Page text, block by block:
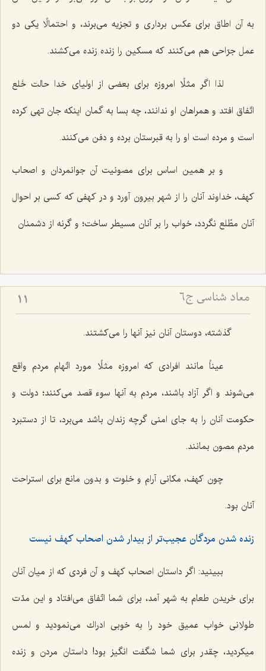
به آن اطاق براى عكس بردارى و تجزیه مى‌برند، و احتمالًا یكى دو
عمل جرّاحى هم مى‌كنند كه مسكین را زنده زنده مى‌كشند.
لذا اگر مثلًا امروزه براى بعضى از اولیاى خدا حالت خَلع
اتّفاق افتد و همراهان او ندانند، چه بسا به گمان اینكه جان تهى كرده
است و مرده است او را به قبرستان برده و دفن مى‌كنند.
و بر همین اساس براى مصونیت آن جوانمردان و اصحاب
كهف، خداوند آنان را از شهر بیرون آورد و در كهفى كه كسى بر احوال
آنان مطّلع نگردد، خواب را بر آنان مسیطر ساخت؛ و گرنه از دشمنان‌
معاد شناسی ج6 11
گذشته، دوستان آنان نیز آنها را مى‌كشتند.
عیناً مانند افرادى كه امروزه مثلًا مورد اتّهام مردم واقع
مى‌شوند و اگر آزاد باشند، مردم به آنها سوء قصد مى‌كنند؛ دولت و
حكومت آنان را به جاى امنى گرچه زندان باشد مى‌برد، تا از دستبرد
مردم مصون بمانند.
چون كهف، مكانى آرام و خلوت و بدون مانع براى استراحت
آنان بود.
زنده شدن مردگان عجیب‌تر از بیدار شدن اصحاب كهف نیست‌
ببینید: اگر داستان اصحاب كهف و آن فردى كه از میان آنان
براى خریدن طعام به شهر آمد، براى شما اتّفاق مى‌افتاد و این مدّت
طولانى خواب عمیق خود را به خوبى ادراك مى‌نمودید و لمس
میكردید، چقدر براى شما شگفت انگیز بود! داستان مردن و زنده